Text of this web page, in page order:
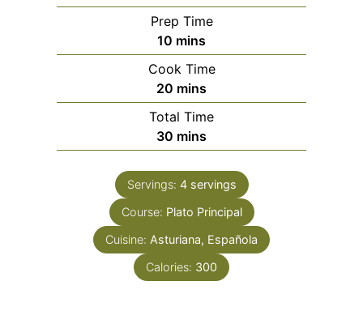
Prep Time
10 minutes
mins
Cook Time
20 minutes
mins
Total Time
30 minutes
mins
Servings: 4 servings
Course: Plato Principal
Cuisine: Asturiana, Española
Calories: 300